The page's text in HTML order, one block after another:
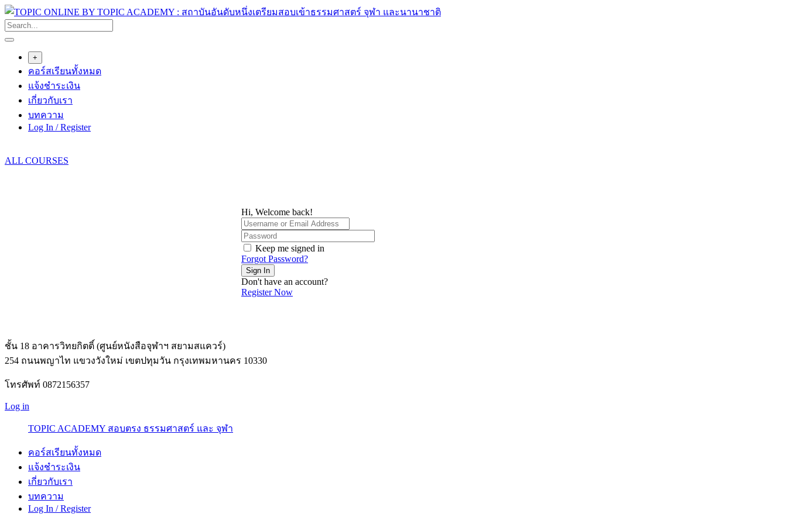
Skip
to
content
+
คอร์สเรียนทั้งหมด
แจ้งชำระเงิน
เกี่ยวกับเรา
บทความ
Log In / Register
ALL COURSES
Hi, Welcome back!
Keep me signed in
Forgot Password?
Sign In
Don't have an account?
Register Now
ชั้น 18 อาคารวิทยกิตติ์ (ศูนย์หนังสือจุฬาฯ สยามสแควร์)
254 ถนนพญาไท แขวงวังใหม่ เขตปทุมวัน กรุงเทพมหานคร 10330
โทรศัพท์ 0872156357
Log in
TOPIC ACADEMY สอบตรง ธรรมศาสตร์ และ จุฬา
คอร์สเรียนทั้งหมด
แจ้งชำระเงิน
เกี่ยวกับเรา
บทความ
Log In / Register